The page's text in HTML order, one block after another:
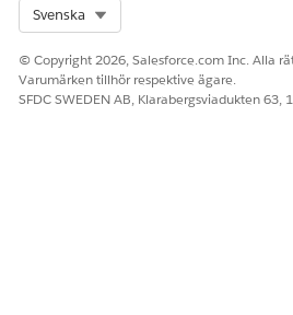
Svenska
© Copyright 2026, Salesforce.com Inc. Alla
Varumärken tillhör respektive ägare.
SFDC SWEDEN AB, Klarabergsviadukten 63,